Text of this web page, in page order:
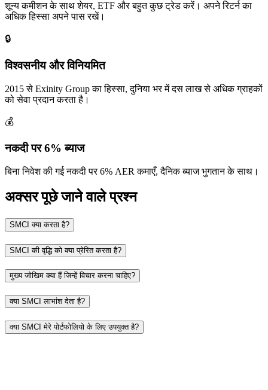
शून्य कमीशन के साथ शेयर, ETF और बहुत कुछ ट्रेड करें। अपने रिटर्न का
अधिक हिस्सा अपने पास रखें।
🔒
विश्वसनीय और विनियमित
2015 से Exinity Group का हिस्सा, दुनिया भर में दस लाख से अधिक ग्राहकों
को सेवा प्रदान करता है।
💰
नकदी पर 6% ब्याज
बिना निवेश की गई नकदी पर 6% AER कमाएँ, दैनिक ब्याज भुगतान के साथ।
अक्सर पूछे जाने वाले प्रश्न
SMCI क्या करता है?
SMCI की वृद्धि को क्या प्रेरित करता है?
मुख्य जोखिम क्या हैं जिन्हें विचार करना चाहिए?
क्या SMCI लाभांश देता है?
क्या SMCI मेरे पोर्टफोलियो के लिए उपयुक्त है?